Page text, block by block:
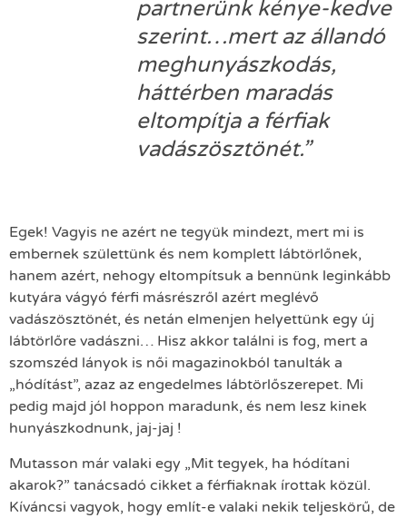
partnerünk kénye-kedve
szerint…mert az állandó
meghunyászkodás,
háttérben maradás
eltompítja a férfiak
vadászösztönét.”
Egek! Vagyis ne azért ne tegyük mindezt, mert mi is
embernek születtünk és nem komplett lábtörlőnek,
hanem azért, nehogy eltompítsuk a bennünk leginkább
kutyára vágyó férfi másrészről azért meglévő
vadászösztönét, és netán elmenjen helyettünk egy új
lábtörlőre vadászni… Hisz akkor találni is fog, mert a
szomszéd lányok is női magazinokból tanulták a
„hódítást”, azaz az engedelmes lábtörlőszerepet. Mi
pedig majd jól hoppon maradunk, és nem lesz kinek
hunyászkodnunk, jaj-jaj !
Mutasson már valaki egy „Mit tegyek, ha hódítani
akarok?” tanácsadó cikket a férfiaknak írottak közül.
Kíváncsi vagyok, hogy említ-e valaki nekik teljeskörű, de